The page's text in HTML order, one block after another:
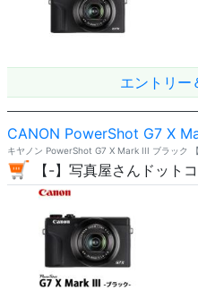
エントリー
CANON PowerShot G7 X
キヤノン PowerShot G7 X Mark III ブラック
【-】写真屋さんドット